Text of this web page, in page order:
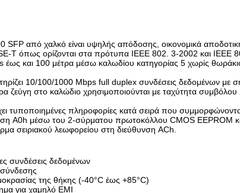
SFP από χαλκό είναι υψηλής απόδοσης, οικονομικά
T όπως ορίζονται στα πρότυπα IEEE 802. 3-2002 και IEEE
και 100 μέτρα μέσω καλωδίου κατηγορίας 5 χωρίς
10/100/1000 Mbps full duplex συνδέσεις δεδομένων με
ζεύγη στο καλώδιο χρησιμοποιούνται με ταχύτητα συμβόλου
τυποποιημένες πληροφορίες κατά σειρά που
A0h μέσω του 2-σύρματου πρωτοκόλλου CMOS EEPROM
σειριακού λεωφορείου στη διεύθυνση ACh.
συνδέσεις δεδομένων
της θήκης (-40°C έως +85°C)
για χαμηλό EMI